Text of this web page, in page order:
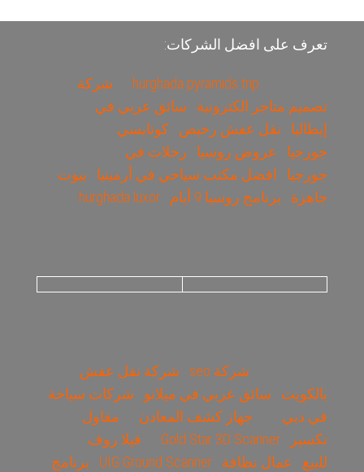
تعرف على افضل الشركات:
hurghada pyramids trip
شركة
تصميم متاجر الكترونية
سائق عربي في
إيطاليا
نقل عفش رخيص
كوتايسي
جورجيا
عروض روسيا
رحلات في
جورجيا
افضل مكتب سياحي في أرمينيا
بيوت
جاهزة
برنامج روسيا 9 أيام hurghada luxor
شركة seo
شركة نقل عفش
بالكويت
سائق عربي في ميلانو
شركات سياحة
في دبي
جهاز كشف المعادن
مقاول
تكسير
Gold Star 3D Scanner
فيلا روف
للبيع
عمال نظافة UIG Ground Scanner
برنامج